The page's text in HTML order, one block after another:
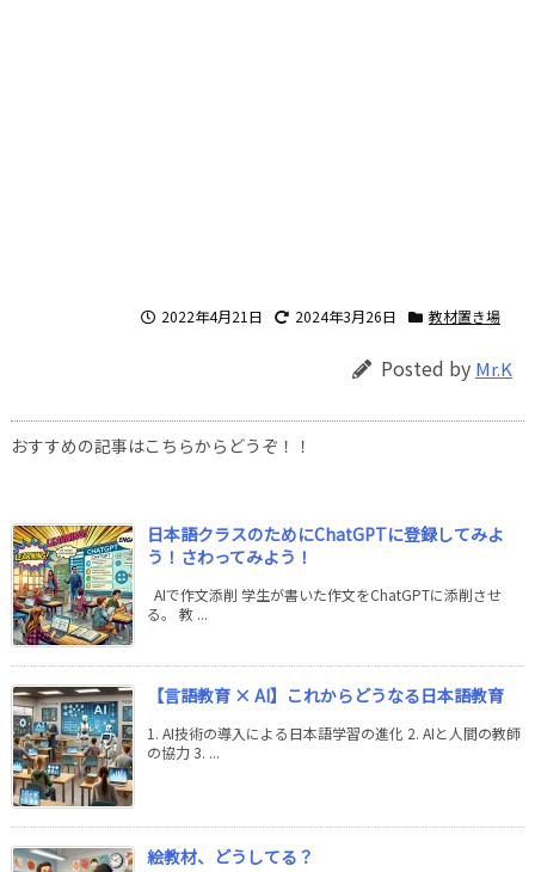
2022年4月21日 2024年3月26日 教材置き場
Posted by Mr.K
おすすめの記事はこちらからどうぞ！！
日本語クラスのためにChatGPTに登録してみよ
う！さわってみよう！
AIで作文添削 学生が書いた作文をChatGPTに添削させ
る。 教 ...
【言語教育 × AI】これからどうなる日本語教育
1. AI技術の導入による日本語学習の進化 2. AIと人間の教師
の協力 3. ...
絵教材、どうしてる？